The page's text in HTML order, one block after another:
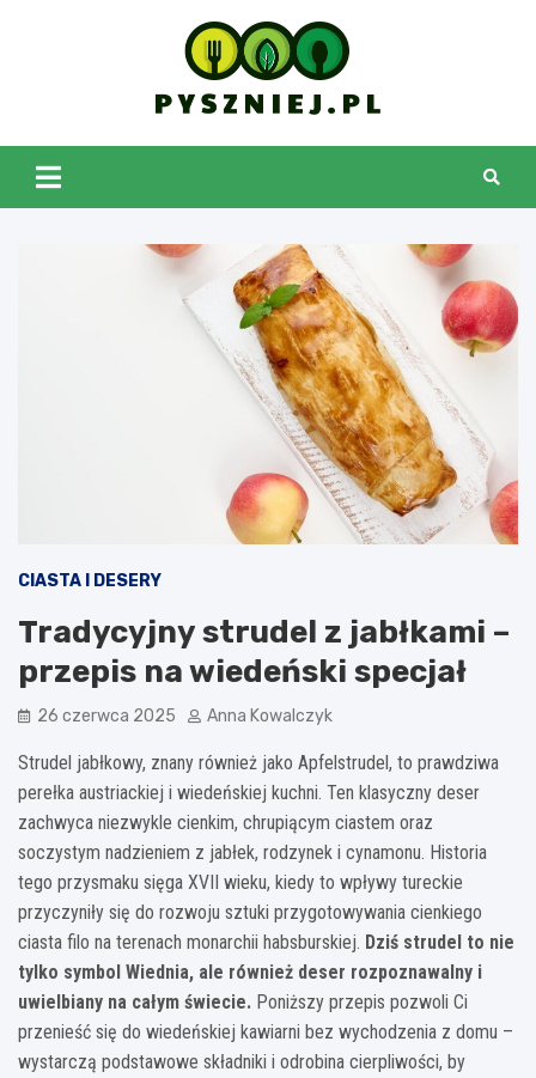
pyszniej.pl
CIASTA I DESERY
Tradycyjny strudel z jabłkami –
przepis na wiedeński specjał
26 czerwca 2025 Anna Kowalczyk
Strudel jabłkowy, znany również jako Apfelstrudel, to prawdziwa
perełka austriackiej i wiedeńskiej kuchni. Ten klasyczny deser
zachwyca niezwykle cienkim, chrupiącym ciastem oraz
soczystym nadzieniem z jabłek, rodzynek i cynamonu. Historia
tego przysmaku sięga XVII wieku, kiedy to wpływy tureckie
przyczyniły się do rozwoju sztuki przygotowywania cienkiego
ciasta filo na terenach monarchii habsburskiej. Dziś strudel to nie
tylko symbol Wiednia, ale również deser rozpoznawalny i
uwielbiany na całym świecie. Poniższy przepis pozwoli Ci
przenieść się do wiedeńskiej kawiarni bez wychodzenia z domu –
wystarczą podstawowe składniki i odrobina cierpliwości, by